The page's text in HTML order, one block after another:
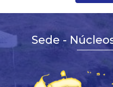
Sede -